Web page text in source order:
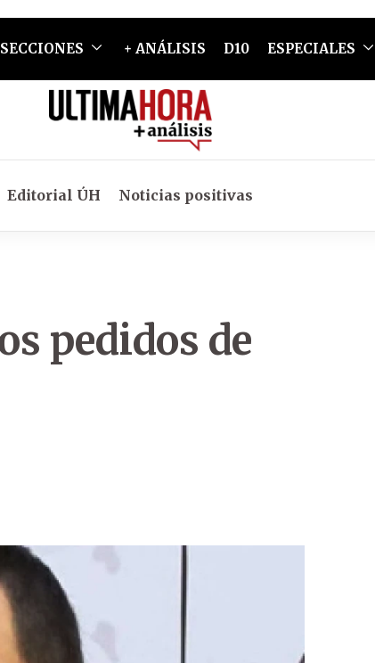
SECCIONES + ANÁLISIS D10 ESPECIALES
Editorial ÚH Noticias positivas
pedidos de